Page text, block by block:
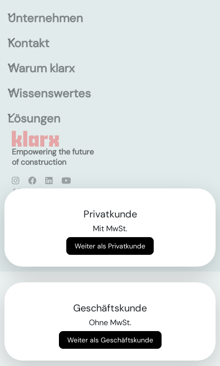
Unternehmen
Kontakt
Warum klarx
Wissenswertes
Lösungen
Empowering the future
of construction
AGB
Privatkunde
Mit MwSt.
Weiter als Privatkunde
Geschäftskunde
Ohne MwSt.
Weiter als Geschäftskunde